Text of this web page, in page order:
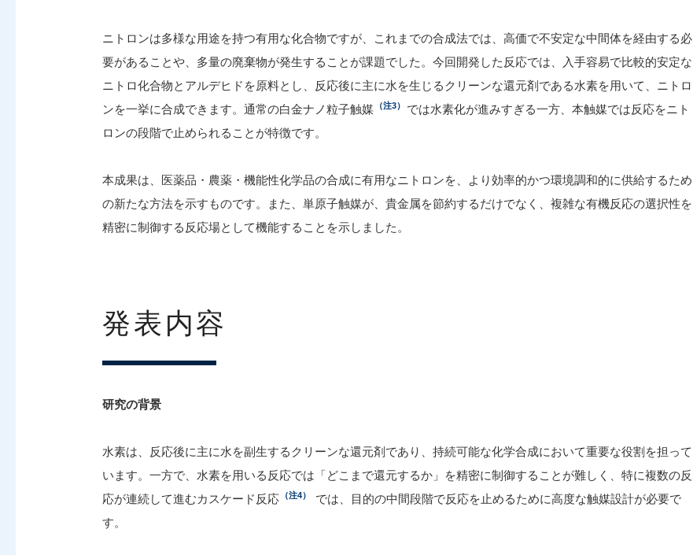
ニトロンは多様な用途を持つ有用な化合物ですが、これまでの合成法では、高価で不安定な中間体を経由する必
要があることや、多量の廃棄物が発生することが課題でした。今回開発した反応では、入手容易で比較的安定な
ニトロ化合物とアルデヒドを原料とし、反応後に主に水を生じるクリーンな還元剤である水素を用いて、ニトロ
ンを一挙に合成できます。通常の白金ナノ粒子触媒
（注3）
では水素化が進みすぎる一方、本触媒では反応をニト
ロンの段階で止められることが特徴です。
本成果は、医薬品・農薬・機能性化学品の合成に有用なニトロンを、より効率的かつ環境調和的に供給するため
の新たな方法を示すものです。また、単原子触媒が、貴金属を節約するだけでなく、複雑な有機反応の選択性を
精密に制御する反応場として機能することを示しました。
発表内容
研究の背景
水素は、反応後に主に水を副生するクリーンな還元剤であり、持続可能な化学合成において重要な役割を担って
います。一方で、水素を用いる反応では「どこまで還元するか」を精密に制御することが難しく、特に複数の反
応が連続して進むカスケード反応
（注4）
では、目的の中間段階で反応を止めるために高度な触媒設計が必要で
す。